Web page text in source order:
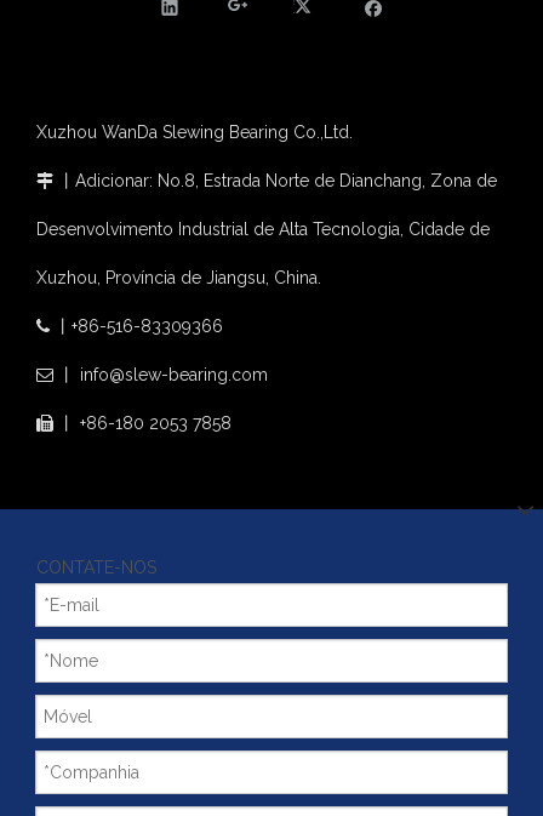
Xuzhou WanDa Slewing Bearing Co.,Ltd.
 丨Adicionar: No.8, Estrada Norte de Dianchang, Zona de
Desenvolvimento Industrial de Alta Tecnologia, Cidade de
Xuzhou, Província de Jiangsu, China.
 丨+86-516-83309366
 丨 info@slew-bearing.com
 丨 +86-180 2053 7858
CONTATE-NOS